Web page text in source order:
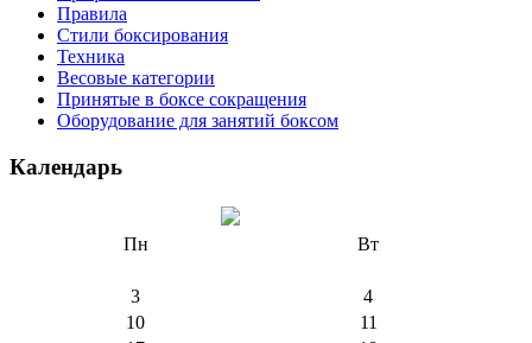
Правила
Стили боксирования
Техника
Весовые категории
Принятые в боксе сокращения
Оборудование для занятий боксом
Календарь
Пн Вт
3
4
10
11